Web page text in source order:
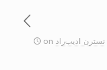
نسترن ادیب‌راد on